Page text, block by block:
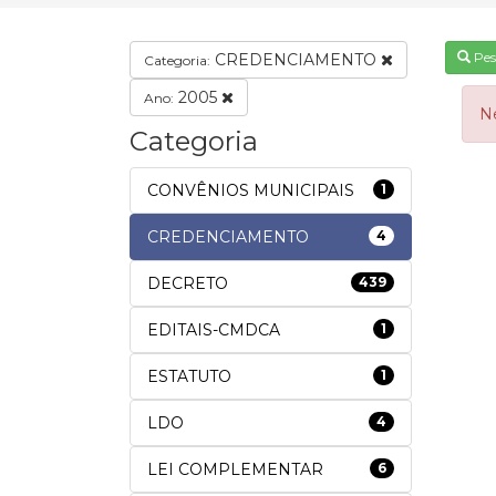
Categoria: CREDENCIAMENTO
Ano: 2005
Categoria
CONVÊNIOS MUNICIPAIS 1
CREDENCIAMENTO 4
DECRETO 439
EDITAIS-CMDCA 1
ESTATUTO 1
LDO 4
LEI COMPLEMENTAR 6